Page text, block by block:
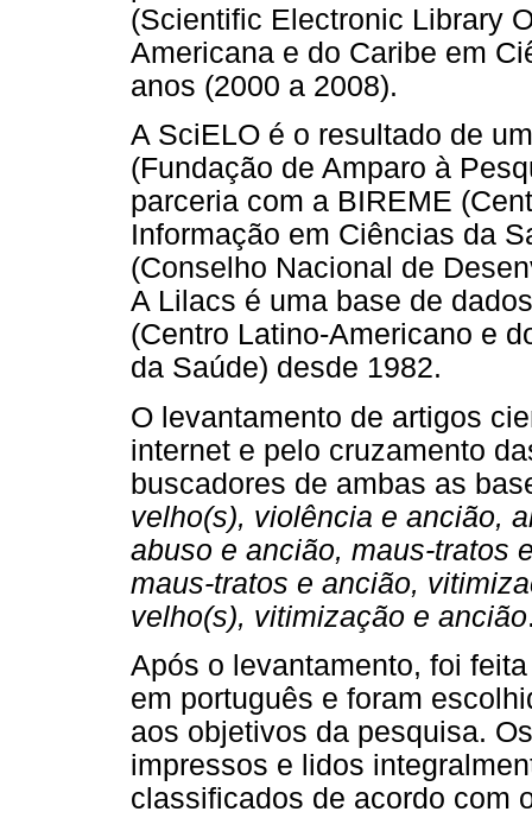
(Scientific Electronic Library
Americana e do Caribe em
anos (2000 a 2008).
A SciELO é o resultado de
(Fundação de Amparo à
parceria com a BIREME
Informação em Ciências da
(Conselho Nacional de
A Lilacs é uma base de
(Centro Latino-Americano e
da Saúde) desde 1982.
O levantamento de artigos
internet e pelo cruzamento
buscadores de ambas as
velho(s), violência e ancião,
abuso e ancião, maus-tratos
maus-tratos e ancião,
velho(s), vitimização e ancião
Após o levantamento, foi
em português e foram
aos objetivos da pesquisa.
impressos e lidos
classificados de acordo com